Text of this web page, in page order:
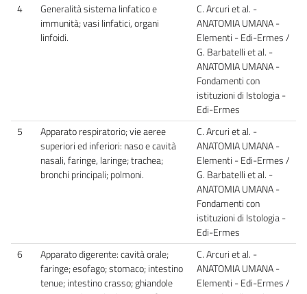
4
Generalità sistema linfatico e
immunità; vasi linfatici, organi
linfoidi.
C. Arcuri et al. -
ANATOMIA UMANA -
Elementi - Edi-Ermes /
G. Barbatelli et al. -
ANATOMIA UMANA -
Fondamenti con
istituzioni di Istologia -
Edi-Ermes
5
Apparato respiratorio; vie aeree
superiori ed inferiori: naso e cavità
nasali, faringe, laringe; trachea;
bronchi principali; polmoni.
C. Arcuri et al. -
ANATOMIA UMANA -
Elementi - Edi-Ermes /
G. Barbatelli et al. -
ANATOMIA UMANA -
Fondamenti con
istituzioni di Istologia -
Edi-Ermes
6
Apparato digerente: cavità orale;
faringe; esofago; stomaco; intestino
tenue; intestino crasso; ghiandole
C. Arcuri et al. -
ANATOMIA UMANA -
Elementi - Edi-Ermes /